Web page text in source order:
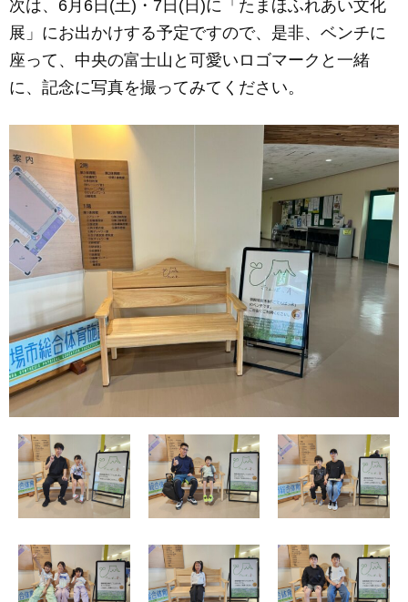
次は、6月6日(土)・7日(日)に「たまほふれあい文化
展」にお出かけする予定ですので、是非、ベンチに
座って、中央の富士山と可愛いロゴマークと一緒
に、記念に写真を撮ってみてください。